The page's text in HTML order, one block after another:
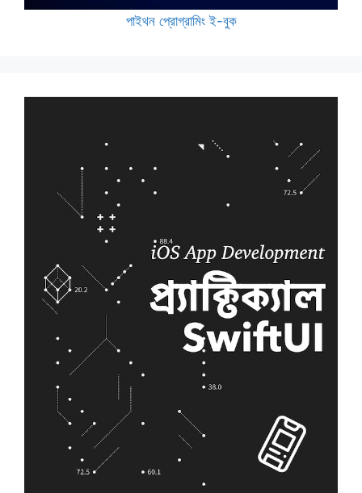
পাইথন প্রোগ্রামিং ই-বুক